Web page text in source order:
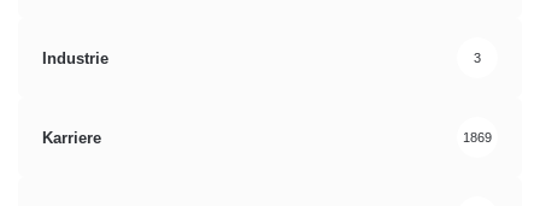
Industrie 3
Karriere 1869